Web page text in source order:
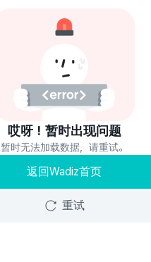
哎呀！暂时出现问题
暂时无法加载数据，请重试。
返回Wadiz首页
重试